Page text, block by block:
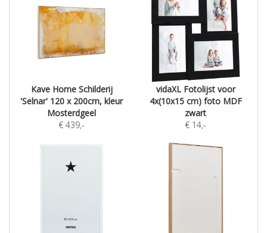
Kave Home Schilderij
'Selnar' 120 x 200cm, kleur
Mosterdgeel
€ 439,-
vidaXL Fotolijst voor
4x(10x15 cm) foto MDF
zwart
€ 14,-